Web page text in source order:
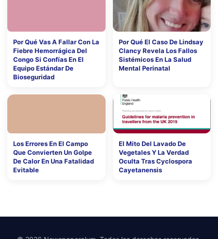
Por Qué Vas A Fallar Con La
Fiebre Hemorrágica Del
Congo Si Confías En El
Equipo Estándar De
Bioseguridad
Por Qué El Caso De Lindsay
Clancy Revela Los Fallos
Sistémicos En La Salud
Mental Perinatal
Los Errores En El Campo
Que Convierten Un Golpe
De Calor En Una Fatalidad
Evitable
El Mito Del Lavado De
Vegetales Y La Verdad
Oculta Tras Cyclospora
Cayetanensis